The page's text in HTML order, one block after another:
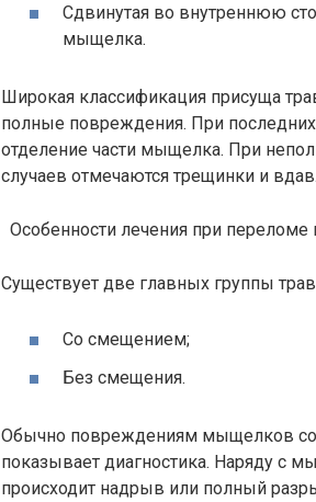
Сдвинутая во внутреннюю
мыщелка.
Широкая классификация присуща
полные повреждения. При
отделение части мыщелка. При
случаев отмечаются трещинки и
Особенности лечения при переломе
Существует две главных группы
Со смещением;
Без смещения.
Обычно повреждениям мыщелков
показывает диагностика. Наряду с
происходит надрыв или полный